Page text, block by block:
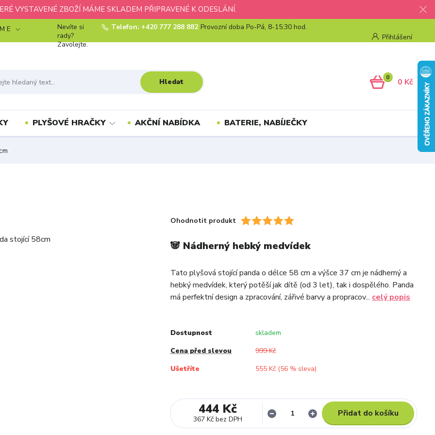
VYSTAVENÉ ZBOŽÍ MÁME SKLADEM PŘIPRAVENÉ K ODESLÁNÍ.
E
Přihlášení
Hledat
Nevíte si
rady?
Zavolejte.
Telefon: +420 777 288 882 Provozní doba Po-Pá, 8-15:30 hod.
0 0 Kč
PLYŠOVÉ HRAČKY AKČNÍ NABÍDKA BATERIE, NABÍJEČKY
Ohodnotit produkt
🐼 Nádherný hebký medvídek
Tato plyšová stojící panda o délce 58 cm a výšce 37 cm je nádherný a
hebký medvídek, který potěší jak dítě (od 3 let), tak i dospělého. Panda
má perfektní design a zpracování, zářivé barvy a propracov... celý popis
Dostupnost
skladem
Cena před slevou
999 Kč
Ušetříte
555 Kč (56 % sleva)
444 Kč
367 Kč bez DPH
Přidat do košíku